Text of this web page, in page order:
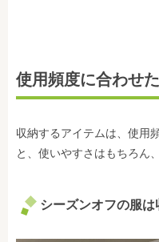
使用頻度に合わせ
収納するアイテムは、使用
と、使いやすさはもちろん
シーズンオフの服